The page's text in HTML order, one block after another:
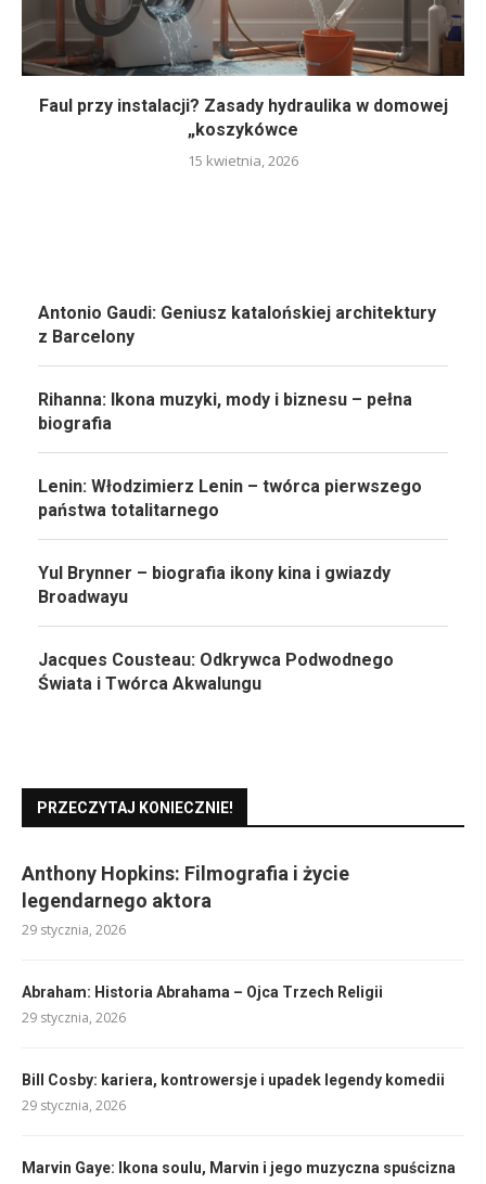
Faul przy instalacji? Zasady hydraulika w domowej
„koszykówce
15 kwietnia, 2026
Antonio Gaudi: Geniusz katalońskiej architektury
z Barcelony
Rihanna: Ikona muzyki, mody i biznesu – pełna
biografia
Lenin: Włodzimierz Lenin – twórca pierwszego
państwa totalitarnego
Yul Brynner – biografia ikony kina i gwiazdy
Broadwayu
Jacques Cousteau: Odkrywca Podwodnego
Świata i Twórca Akwalungu
PRZECZYTAJ KONIECZNIE!
Anthony Hopkins: Filmografia i życie
legendarnego aktora
29 stycznia, 2026
Abraham: Historia Abrahama – Ojca Trzech Religii
29 stycznia, 2026
Bill Cosby: kariera, kontrowersje i upadek legendy komedii
29 stycznia, 2026
Marvin Gaye: Ikona soulu, Marvin i jego muzyczna spuścizna